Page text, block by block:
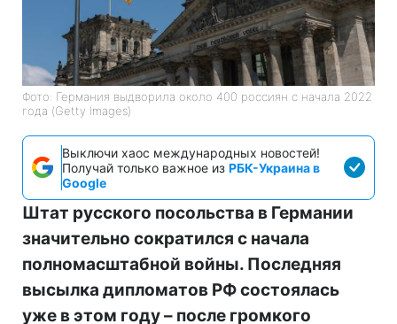
Фото: Германия выдворила около 400 россиян с начала 2022
года (Getty Images)
Выключи хаос международных новостей!
Получай только важное из РБК-Украина в
Google
Штат русского посольства в Германии
значительно сократился с начала
полномасштабной войны. Последняя
высылка дипломатов РФ состоялась
уже в этом году – после громкого